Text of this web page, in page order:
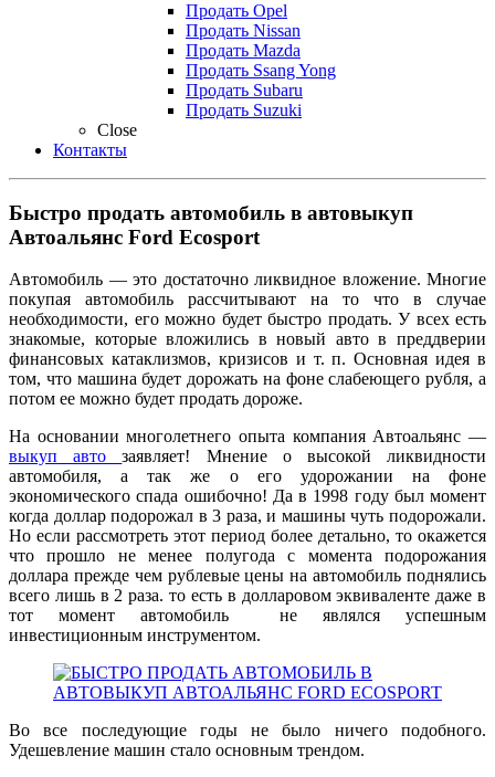
Продать Opel
Продать Nissan
Продать Mazda
Продать Ssang Yong
Продать Subaru
Продать Suzuki
Close
Контакты
Быстро продать автомобиль в автовыкуп
Автоальянс Ford Ecosport
Автомобиль — это достаточно ликвидное вложение. Многие
покупая автомобиль рассчитывают на то что в случае
необходимости, его можно будет быстро продать. У всех есть
знакомые, которые вложились в новый авто в преддверии
финансовых катаклизмов, кризисов и т. п. Основная идея в
том, что машина будет дорожать на фоне слабеющего рубля, а
потом ее можно будет продать дороже.
На основании многолетнего опыта компания Автоальянс —
выкуп автозаявляет! Мнение о высокой ликвидности
автомобиля, а так же о его удорожании на фоне
экономического спада ошибочно! Да в 1998 году был момент
когда доллар подорожал в 3 раза, и машины чуть подорожали.
Но если рассмотреть этот период более детально, то окажется
что прошло не менее полугода с момента подорожания
доллара прежде чем рублевые цены на автомобиль поднялись
всего лишь в 2 раза. то есть в долларовом эквиваленте даже в
тот момент автомобиль не являлся успешным
инвестиционным инструментом.
Во все последующие годы не было ничего подобного.
Удешевление машин стало основным трендом.